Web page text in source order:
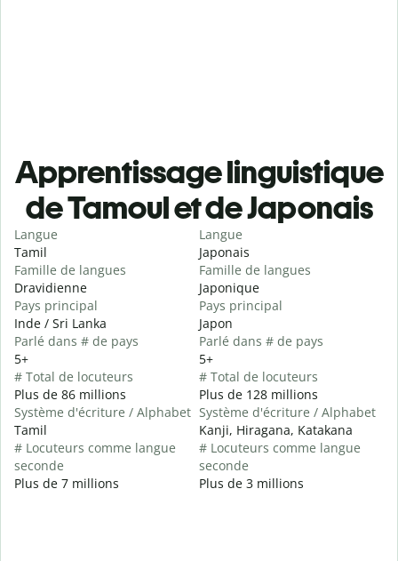
Apprentissage linguistique
de Tamoul et de Japonais
Langue
Tamil
Famille de langues
Dravidienne
Pays principal
Inde / Sri Lanka
Parlé dans # de pays
5+
# Total de locuteurs
Plus de 86 millions
Système d'écriture / Alphabet
Tamil
# Locuteurs comme langue
seconde
Plus de 7 millions
Langue
Japonais
Famille de langues
Japonique
Pays principal
Japon
Parlé dans # de pays
5+
# Total de locuteurs
Plus de 128 millions
Système d'écriture / Alphabet
Kanji, Hiragana, Katakana
# Locuteurs comme langue
seconde
Plus de 3 millions